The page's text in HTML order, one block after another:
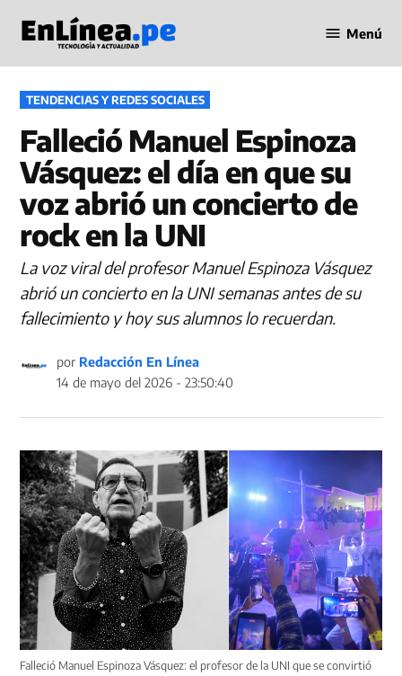
contenido
en Línea
Menú
PUBLICADO
EN
TENDENCIAS Y REDES SOCIALES
Falleció Manuel Espinoza
Vásquez: el día en que su
voz abrió un concierto de
rock en la UNI
La voz viral del profesor Manuel Espinoza Vásquez
abrió un concierto en la UNI semanas antes de su
fallecimiento y hoy sus alumnos lo recuerdan.
por Redacción En Línea
14 de mayo del 2026 - 23:50:40
Falleció Manuel Espinoza Vásquez: el profesor de la UNI que se convirtió